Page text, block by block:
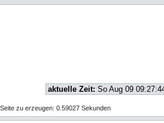
aktuelle Zeit: So Aug 09
zu erzeugen: 0.59027 Sekunden